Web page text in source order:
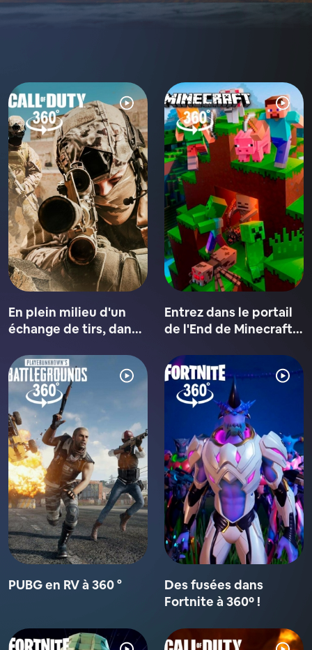
En plein milieu d'un
échange de tirs, dans
Entrez dans le portail
de l'End de Minecraft
PUBG en RV à 360 °
Des fusées dans
Fortnite à 360º !